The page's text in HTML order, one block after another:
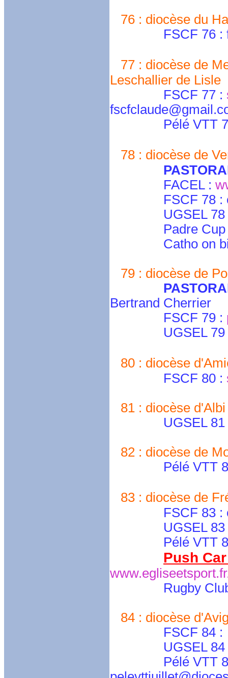
76 : diocèse du
FSCF 76 :
77 : diocèse de
Leschallier de Lisle
FSCF 77 :
Pélé VTT 77 :
78 : diocèse de
FACEL :
FSCF 78 :
UGSEL 78
Padre Cup
Catho on
79 : diocèse de
Bertrand Cherrier
FSCF 79 :
UGSEL 79 :
80 : diocèse
FSCF 80 :
81 : diocèse
UGSEL 81 :
82 : diocèse de
Pélé VTT 82 :
83 : diocèse de
FSCF 83 :
UGSEL 83 :
Pélé VTT 83 :
Push
Rugby
84 : diocèse
FSCF 84 :
UGSEL 84
Pélé VTT 84 :